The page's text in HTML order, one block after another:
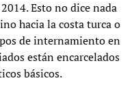
Esto no dice nada
hacia la costa turca o
de internamiento en
están encarcelados
básicos.